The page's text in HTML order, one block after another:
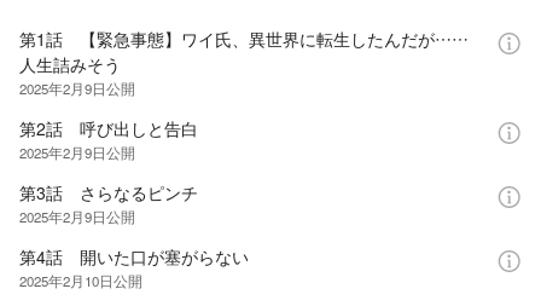
第1話 【緊急事態】ワイ氏、異世界に転生したんだが……
人生詰みそう
2025年2月9日公開
第2話 呼び出しと告白
2025年2月9日公開
第3話 さらなるピンチ
2025年2月9日公開
第4話 開いた口が塞がらない
2025年2月10日公開